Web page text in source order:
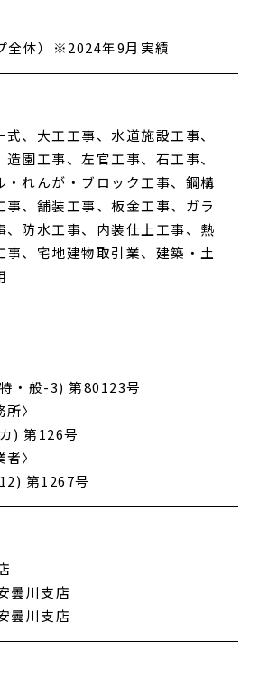
全体）※2024年9月実績
、大工工事、水道施設工事、
園工事、左官工事、石工事、
・れんが・ブロック工事、鋼構
事、舗装工事、板金工事、ガラ
、防水工事、内装仕上工事、熱
事、宅地建物取引業、建築・土
・般-3) 第80123号
所〉
) 第126号
者〉
第1267号
曇川支店
曇川支店